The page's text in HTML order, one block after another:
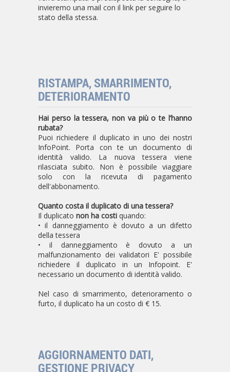
invieremo una mail con il link per seguire lo
stato della stessa.
RISTAMPA, SMARRIMENTO,
DETERIORAMENTO
Hai perso la tessera, non va più o te l’hanno
rubata?
Puoi richiedere il duplicato in uno dei nostri
InfoPoint. Porta con te un documento di
identità valido. La nuova tessera viene
rilasciata subito. Non è possibile viaggiare
solo con la ricevuta di pagamento
dell'abbonamento.
Quanto costa il duplicato di una tessera?
Il duplicato non ha costi quando:
• il danneggiamento è dovuto a un difetto
della tessera
• il danneggiamento è dovuto a un
malfunzionamento dei validatori E' possibile
richiedere il duplicato in un Infopoint. E'
necessario un documento di identità valido.
Nel caso di smarrimento, deterioramento o
furto, il duplicato ha un costo di € 15.
AGGIORNAMENTO DATI,
GESTIONE PRIVACY